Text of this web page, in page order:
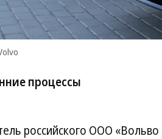
процессы
российского ООО